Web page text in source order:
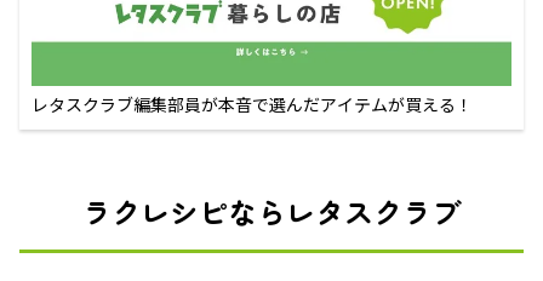
レタスクラブ編集部員が本音で選んだアイテムが買える！
ラクレシピならレタスクラブ